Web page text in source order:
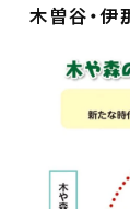
木曽谷・伊